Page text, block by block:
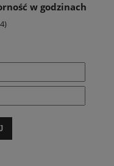
w godzinach